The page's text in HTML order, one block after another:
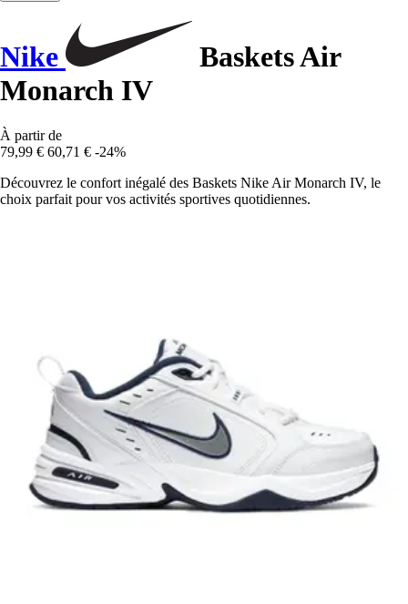
Nike
Baskets Air
Monarch IV
À partir de
79,99 € 60,71 € -24%
Découvrez le confort inégalé des Baskets Nike Air Monarch IV, le
choix parfait pour vos activités sportives quotidiennes.